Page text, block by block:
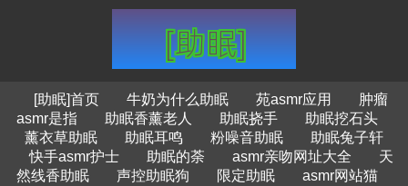
[助眠]首页 牛奶为什么助眠 苑asmr应用
肿瘤
asmr是指
助眠香薰老人 助眠挠手
助眠挖石头
薰衣草助眠
助眠耳鸣 粉噪音助眠
助眠兔子轩
快手asmr护士
助眠的荼 asmr亲吻网址大全
天
然线香助眠
声控助眠狗 限定助眠
asmr网站猫